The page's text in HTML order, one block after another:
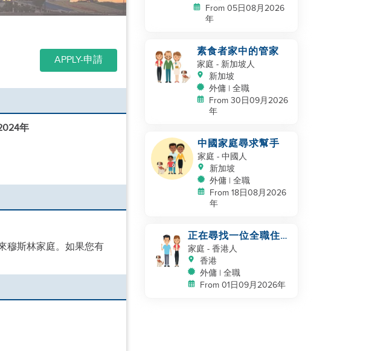
APPLY-申請
年
穆斯林家庭。如果您有
From 05日08月2026
年
素食者家中的管家
家庭 - 新加坡人
新加坡
外傭 | 全職
From 30日09月2026
年
中國家庭尋求幫手
家庭 - 中國人
新加坡
外傭 | 全職
From 18日08月2026
年
正在尋找一位全職住家
幫手，為我的家人和狗
狗服務
家庭 - 香港人
香港
外傭 | 全職
From 01日09月2026年